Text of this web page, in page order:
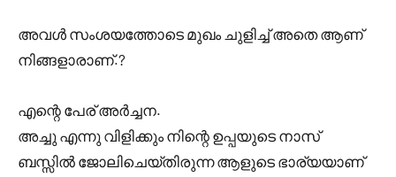
അവൾ സംശയത്തോടെ മുഖം ചുളിച്ച് അതെ ആണ്
നിങ്ങളാരാണ്.?
എന്റെ പേര് അർച്ചന.
അച്ചു എന്നു വിളിക്കും നിന്റെ ഉപ്പയുടെ നാസ്
ബസ്സിൽ ജോലിചെയ്തിരുന്ന ആളുടെ ഭാര്യയാണ്